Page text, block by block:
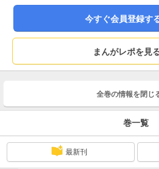
今すぐ会員登録す
まんがレポを見
全巻の情報を 閉じ
巻一覧
最新刊